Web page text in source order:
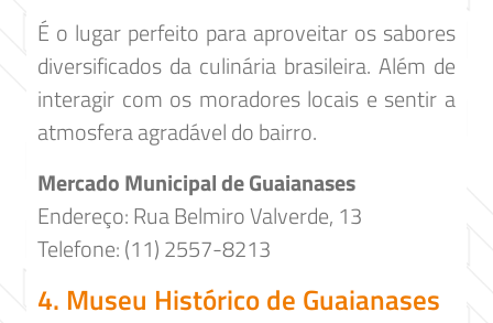
É o lugar perfeito para aproveitar os sabores
diversificados da culinária brasileira. Além de
interagir com os moradores locais e sentir a
atmosfera agradável do bairro.
Mercado Municipal de Guaianases
Endereço: Rua Belmiro Valverde, 13
Telefone: (11) 2557-8213
4. Museu Histórico de Guaianases